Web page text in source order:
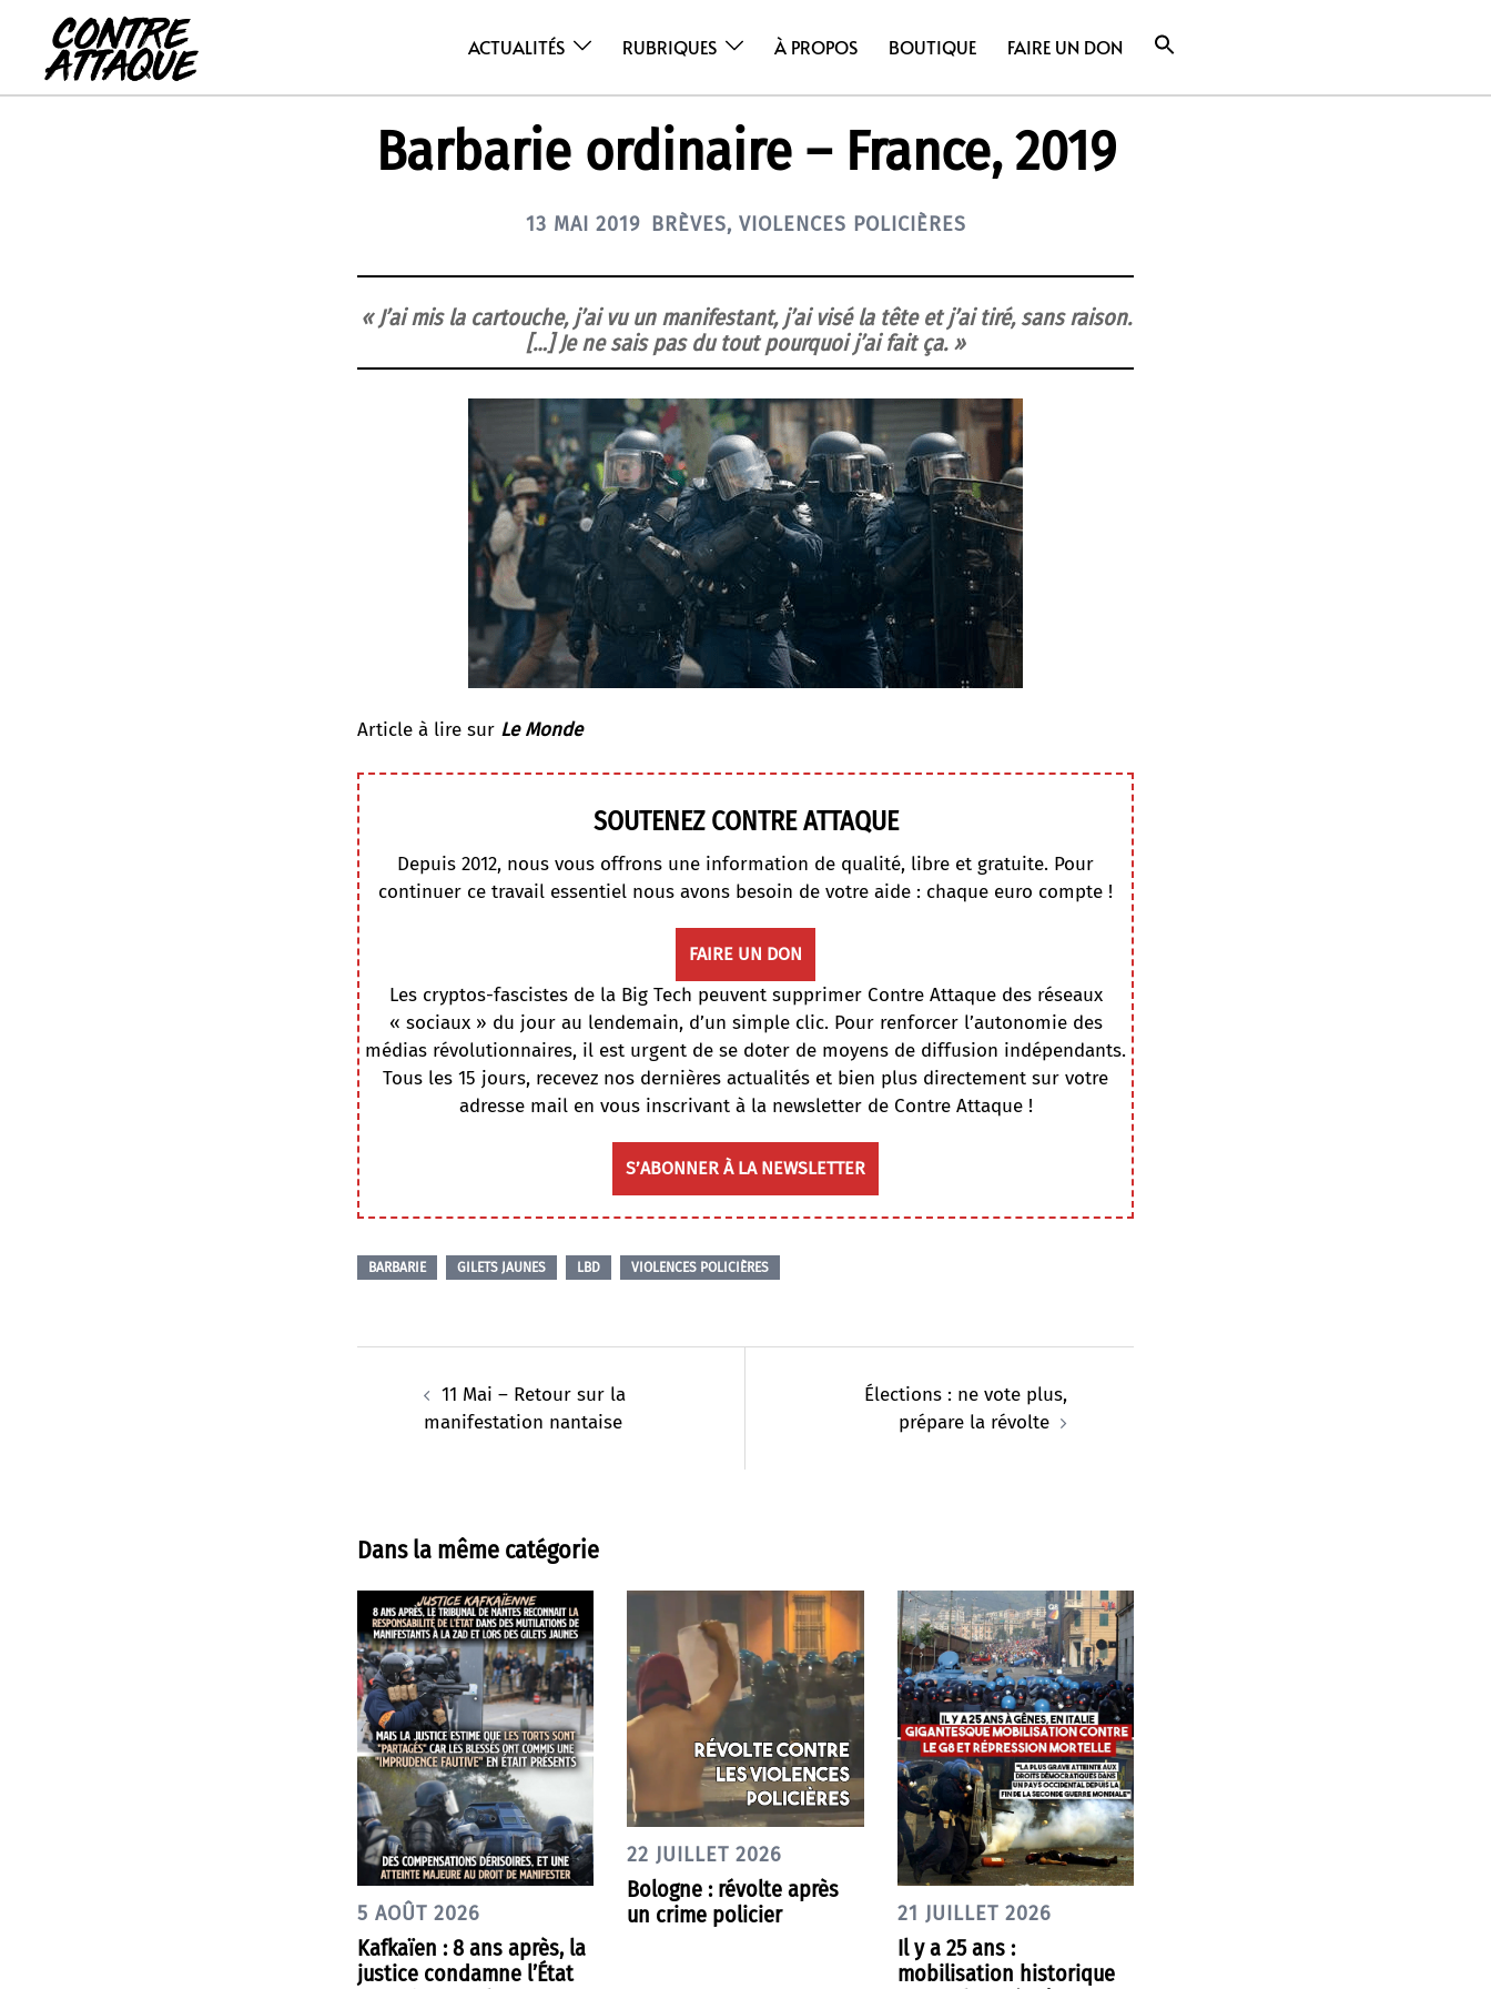
contenu
ACTUALITÉS RUBRIQUES À PROPOS BOUTIQUE FAIRE UN DON
Barbarie ordinaire – France, 2019
13 MAI 2019 BRÈVES, VIOLENCES POLICIÈRES
« J’ai mis la cartouche, j’ai vu un manifestant, j’ai visé la tête et j’ai tiré, sans raison.
[…] Je ne sais pas du tout pourquoi j’ai fait ça. »
Article à lire sur Le Monde
SOUTENEZ CONTRE ATTAQUE
Depuis 2012, nous vous offrons une information de qualité, libre et gratuite. Pour
continuer ce travail essentiel nous avons besoin de votre aide : chaque euro compte !
FAIRE UN DON
Les cryptos-fascistes de la Big Tech peuvent supprimer Contre Attaque des réseaux
« sociaux » du jour au lendemain, d’un simple clic. Pour renforcer l’autonomie des
médias révolutionnaires, il est urgent de se doter de moyens de diffusion indépendants.
Tous les 15 jours, recevez nos dernières actualités et bien plus directement sur votre
adresse mail en vous inscrivant à la newsletter de Contre Attaque !
S’ABONNER À LA NEWSLETTER
BARBARIE GILETS JAUNES LBD VIOLENCES POLICIÈRES
d’article11 Mai – Retour sur la
manifestation nantaise
Élections : ne vote plus,
prépare la révolte
Dans la même catégorie
5 AOÛT 2026
Kafkaïen : 8 ans après, la
justice condamne l’État
22 JUILLET 2026
Bologne : révolte après
un crime policier
21 JUILLET 2026
Il y a 25 ans :
mobilisation historique